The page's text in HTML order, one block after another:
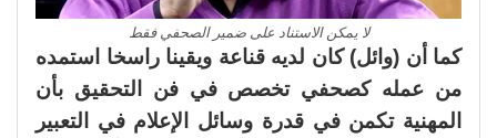
لا يمكن الاستناد على ضمير الصحفي فقط
كما أن (وائل) كان لديه قناعة ويقينا راسخا استمده
من عمله كصحفي تخصص في فن التحقيق بأن
المهنية تكمن في قدرة وسائل الإعلام في التعبير